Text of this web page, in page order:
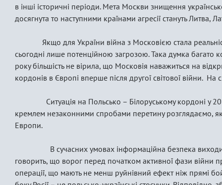
в інші історичні періоди. Мета Москви знищення
досягнута то наступними країнами агресії стануть Литва,
Якщо для України війна з Московією стала
сьогодні лише потенційною загрозою. Така думка багато
року більшість не вірила, що Московія наважиться на
кордонів в Європі вперше після другої світової війни. На
Ситуація на Польсько – Білоруському кордоні у
кремлем незаконними спробами перетину розглядаємо, як
Европи.
В сучасних умовах інформаційна безпека
говорить, що ворог перед початком активної фази війни
операції, що мають не менш руйнівний ефект ніж прямі